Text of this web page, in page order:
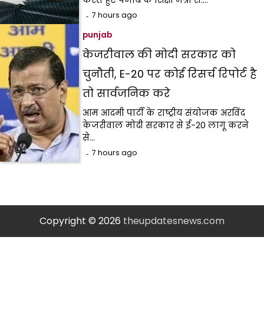
7 hours ago
punjab
केजरीवाल की मोदी सरकार को
चुनौती, E-20 पर कोई रिसर्च रिपोर्ट है
तो सार्वजनिक करे
आम आदमी पार्टी के राष्ट्रीय संयोजक अरविंद
केजरीवाल मोदी सरकार से ई-20 लागू करने
से…
7 hours ago
Copyright © 2026 theupdatesnews.com